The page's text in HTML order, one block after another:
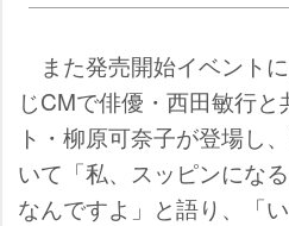
また発売開始イベント
じCMで俳優・西田敏行
ト・柳原可奈子が登場し
いて「私、スッピンにな
なんですよ」と語り、「